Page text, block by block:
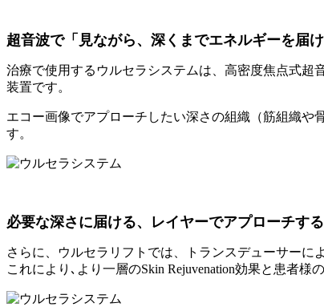
超音波で「見ながら、深くまでエネルギーを届け
治療で使用するウルセラシステムは、高密度焦点式超
装置です。
エコー画像でアプローチしたい深さの組織（筋組織や
す。
必要な深さに届ける、レイヤーでアプローチする
さらに、ウルセラリフトでは、トランスデューサーに
これにより､より一層のSkin Rejuvenation効果と患者様